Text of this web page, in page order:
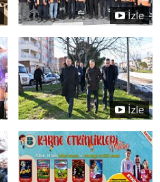
İzle
İzle